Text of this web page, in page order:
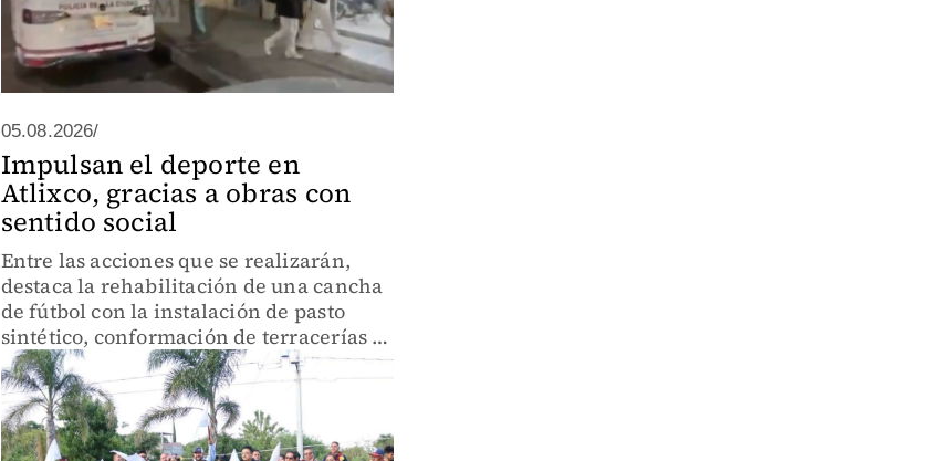
05.08.2026/
Impulsan el deporte en
Atlixco, gracias a obras con
sentido social
Entre las acciones que se realizarán,
destaca la rehabilitación de una cancha
de fútbol con la instalación de pasto
sintético, conformación de terracerías y
colocación de porterías con red.